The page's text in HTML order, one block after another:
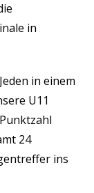
in
in einem
U11
24
ins